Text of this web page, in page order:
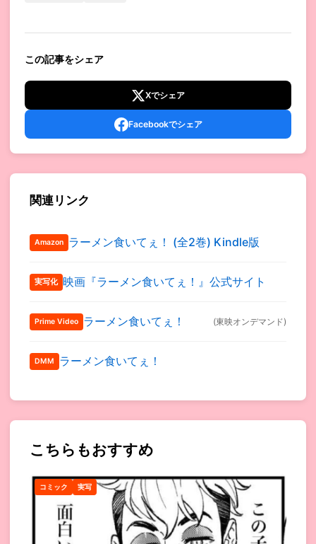
この記事をシェア
Xでシェア
Facebookでシェア
関連リンク
Amazon ラーメン食いてぇ！ (全2巻) Kindle版
実写化 映画『ラーメン食いてぇ！』公式サイト
Prime Video ラーメン食いてぇ！ (東映オンデマンド)
DMM ラーメン食いてぇ！
こちらもおすすめ
コミック 実写